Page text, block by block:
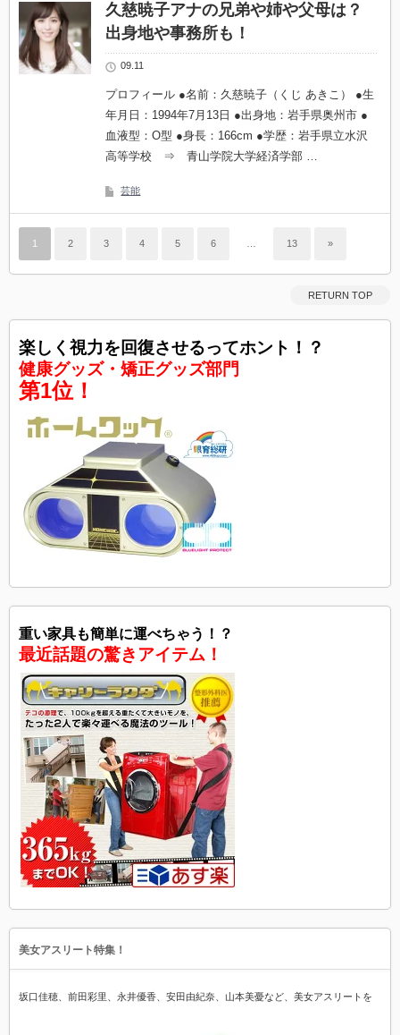
久慈暁子アナの兄弟や姉や父母は？
出身地や事務所も！
09.11
プロフィール ●名前：久慈暁子（くじ あきこ） ●生
年月日：1994年7月13日 ●出身地：岩手県奥州市 ●
血液型：O型 ●身長：166cm ●学歴：岩手県立水沢
高等学校 ⇒ 青山学院大学経済学部 …
芸能
1 2 3 4 5 6 13 »
RETURN TOP
楽しく視力を回復させるってホント！？
健康グッズ・矯正グッズ部門
第1位！
重い家具も簡単に運べちゃう！？
最近話題の驚きアイテム！
美女アスリート特集！
坂口佳穂、前田彩里、永井優香、安田由紀奈、山本美憂など、美女アスリートを